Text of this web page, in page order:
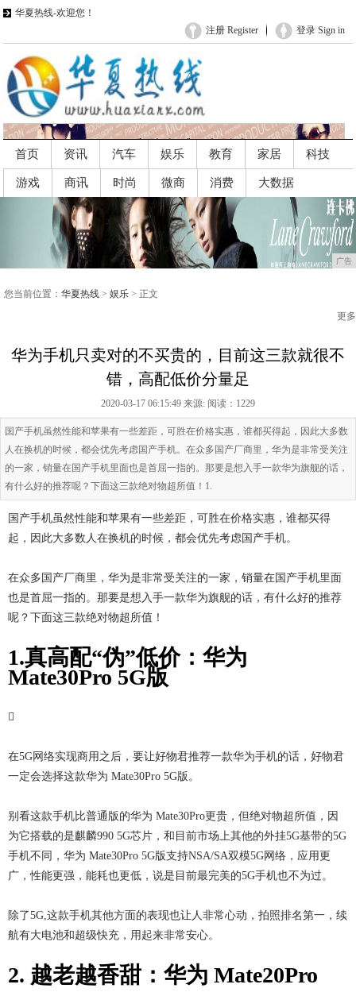
华夏热线-欢迎您！
登录 Sign in
注册 Register
首页 资讯 汽车 娱乐 教育 家居 科技
游戏 商讯 时尚 微商 消费 大数据
广告
您当前位置： 华夏热线 > 娱乐 > 正文
更多
华为手机只卖对的不买贵的，目前这三款就很不
错，高配低价分量足
2020-03-17 06:15:49 来源: 阅读：1229
国产手机虽然性能和苹果有一些差距，可胜在价格实惠，谁都买得起，因此大多数
人在换机的时候，都会优先考虑国产手机。在众多国产厂商里，华为是非常受关注
的一家，销量在国产手机里面也是首屈一指的。那要是想入手一款华为旗舰的话，
有什么好的推荐呢？下面这三款绝对物超所值！1.
国产手机虽然性能和苹果有一些差距，可胜在价格实惠，谁都买得
起，因此大多数人在换机的时候，都会优先考虑国产手机。
在众多国产厂商里，华为是非常受关注的一家，销量在国产手机里面
也是首屈一指的。那要是想入手一款华为旗舰的话，有什么好的推荐
呢？下面这三款绝对物超所值！
1.真高配“伪”低价：华为
Mate30Pro 5G版

在5G网络实现商用之后，要让好物君推荐一款华为手机的话，好物君
一定会选择这款华为 Mate30Pro 5G版。
别看这款手机比普通版的华为 Mate30Pro更贵，但绝对物超所值，因
为它搭载的是麒麟990 5G芯片，和目前市场上其他的外挂5G基带的5G
手机不同，华为 Mate30Pro 5G版支持NSA/SA双模5G网络，应用更
广，性能更强，能耗也更低，说是目前最完美的5G手机也不为过。
除了5G,这款手机其他方面的表现也让人非常心动，拍照排名第一，续
航有大电池和超级快充，用起来非常安心。
2. 越老越香甜：华为 Mate20Pro